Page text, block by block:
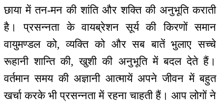
छाया में तन-मन की शांति और शक्ति की अनुभूति कराती
है। प्रसन्नता के वायब्रेशन सूर्य की किरणों समान
वायुमण्डल को, व्यक्ति को और सब बातें भुलाए सच्चे
रूहानी शान्ति की, खुशी की अनुभूति में बदल देते हैं।
वर्तमान समय की अज्ञानी आत्मायें अपने जीवन में बहुत
खर्चा करके भी प्रसन्नता में रहना चाहती हैं। आप लोगों ने